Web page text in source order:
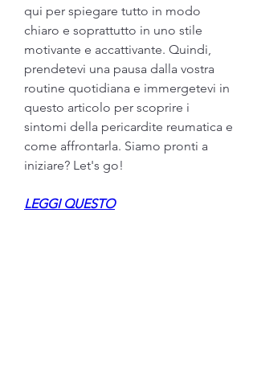
qui per spiegare tutto in modo
chiaro e soprattutto in uno stile
motivante e accattivante. Quindi,
prendetevi una pausa dalla vostra
routine quotidiana e immergetevi in
questo articolo per scoprire i
sintomi della pericardite reumatica e
come affrontarla. Siamo pronti a
iniziare? Let's go!
LEGGI QUESTO